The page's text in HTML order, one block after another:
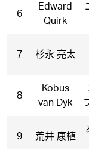
6
Edward
Quirk
7 杉永 亮太
8
Kobus
van Dyk
9 荒井 康植